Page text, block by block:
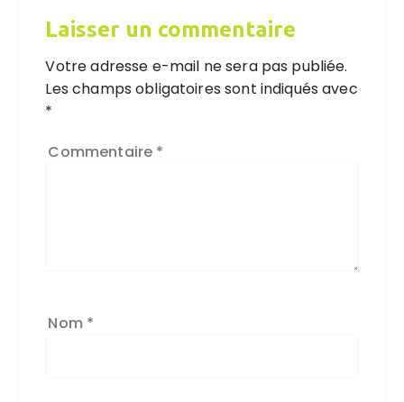
Laisser un commentaire
Votre adresse e-mail ne sera pas publiée.
Les champs obligatoires sont indiqués avec
*
Commentaire *
Nom *